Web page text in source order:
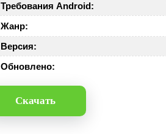
Требования Android:
Жанр:
Версия:
Обновлено:
Скачать